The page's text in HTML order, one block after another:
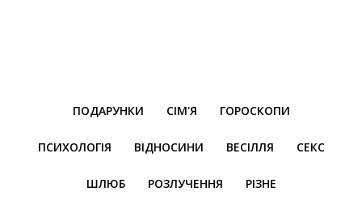
ПОДАРУНКИ СІМ'Я ГОРОСКОПИ
ПСИХОЛОГІЯ ВІДНОСИНИ ВЕСІЛЛЯ СЕКС
ШЛЮБ РОЗЛУЧЕННЯ РІЗНЕ